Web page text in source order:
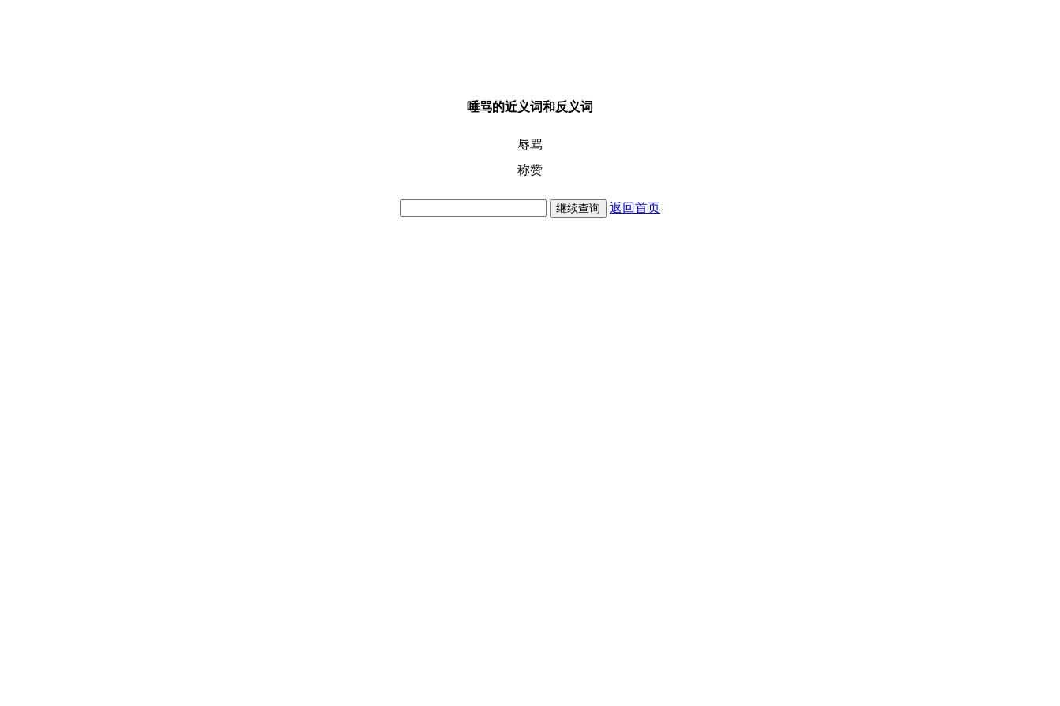
唾骂的近义词和反义词
辱骂
称赞
返回首页